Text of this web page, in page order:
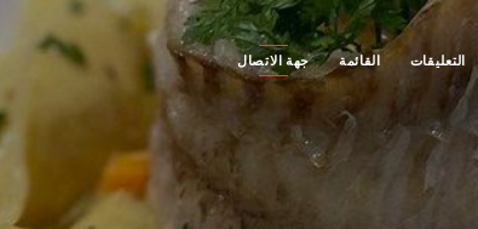
التعليقات القائمة جهة الاتصال